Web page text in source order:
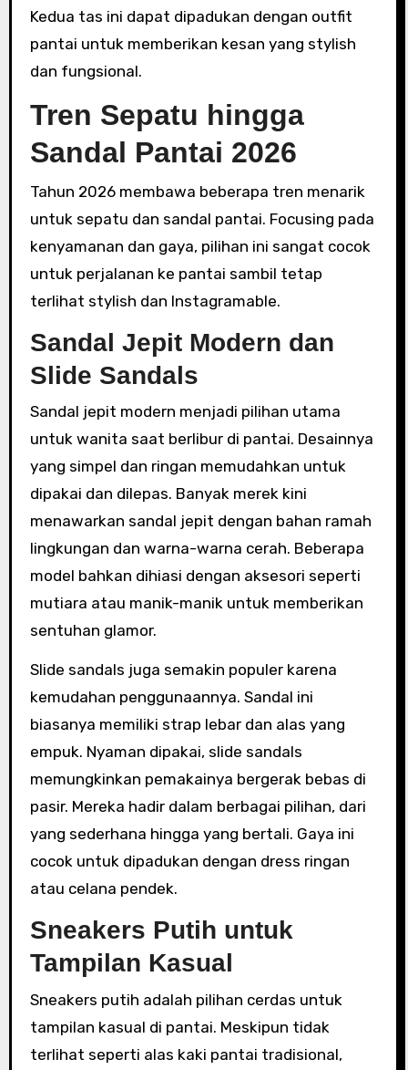
Kedua tas ini dapat dipadukan dengan outfit
pantai untuk memberikan kesan yang stylish
dan fungsional.
Tren Sepatu hingga
Sandal Pantai 2026
Tahun 2026 membawa beberapa tren menarik
untuk sepatu dan sandal pantai. Focusing pada
kenyamanan dan gaya, pilihan ini sangat cocok
untuk perjalanan ke pantai sambil tetap
terlihat stylish dan Instagramable.
Sandal Jepit Modern dan
Slide Sandals
Sandal jepit modern menjadi pilihan utama
untuk wanita saat berlibur di pantai. Desainnya
yang simpel dan ringan memudahkan untuk
dipakai dan dilepas. Banyak merek kini
menawarkan sandal jepit dengan bahan ramah
lingkungan dan warna-warna cerah. Beberapa
model bahkan dihiasi dengan aksesori seperti
mutiara atau manik-manik untuk memberikan
sentuhan glamor.
Slide sandals juga semakin populer karena
kemudahan penggunaannya. Sandal ini
biasanya memiliki strap lebar dan alas yang
empuk. Nyaman dipakai, slide sandals
memungkinkan pemakainya bergerak bebas di
pasir. Mereka hadir dalam berbagai pilihan, dari
yang sederhana hingga yang bertali. Gaya ini
cocok untuk dipadukan dengan dress ringan
atau celana pendek.
Sneakers Putih untuk
Tampilan Kasual
Sneakers putih adalah pilihan cerdas untuk
tampilan kasual di pantai. Meskipun tidak
terlihat seperti alas kaki pantai tradisional,